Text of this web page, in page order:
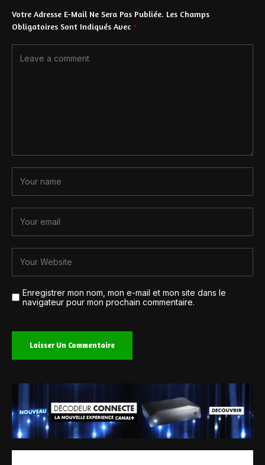
Votre Adresse E-Mail Ne Sera Pas Publiée. Les Champs
Obligatoires Sont Indiqués Avec *
Enregistrer mon nom, mon e-mail et mon site dans le
navigateur pour mon prochain commentaire.